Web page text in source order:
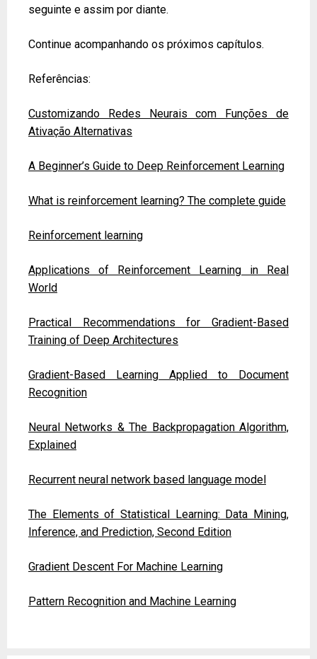
seguinte e assim por diante.
Continue acompanhando os próximos capítulos.
Referências:
Customizando Redes Neurais com Funções de
Ativação Alternativas
A Beginner’s Guide to Deep Reinforcement Learning
What is reinforcement learning? The complete guide
Reinforcement learning
Applications of Reinforcement Learning in Real
World
Practical Recommendations for Gradient-Based
Training of Deep Architectures
Gradient-Based Learning Applied to Document
Recognition
Neural Networks & The Backpropagation Algorithm,
Explained
Recurrent neural network based language model
The Elements of Statistical Learning: Data Mining,
Inference, and Prediction, Second Edition
Gradient Descent For Machine Learning
Pattern Recognition and Machine Learning